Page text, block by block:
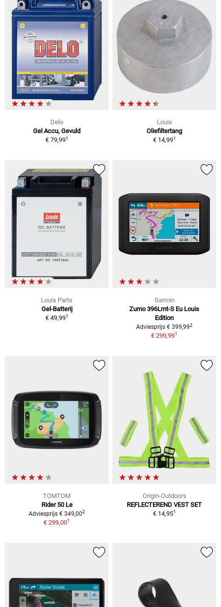
Delo
Gel Accu, Gevuld
€ 79,991
Louis
Oliefiltertang
€ 14,991
Louis Parts
Gel-Batterij
€ 49,991
Garmin
Zumo 396Lmt-S Eu Louis
Edition
Adviesprijs € 399,992
€ 299,991
TOMTOM
Rider 50 Le
Adviesprijs € 349,002
€ 299,001
Origin-Outdoors
REFLECTEREND VEST SET
€ 14,951